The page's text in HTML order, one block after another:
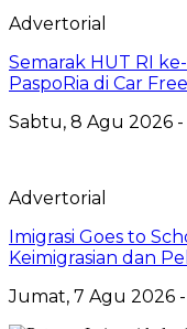
Advertorial
Semarak HUT RI
PaspoRia di Car
Sabtu, 8 Agu 2026
Advertorial
Imigrasi Goes to
Keimigrasian dan
Jumat, 7 Agu 2026